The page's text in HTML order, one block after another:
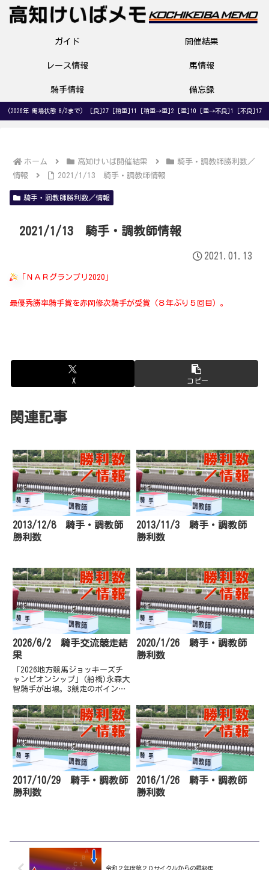
ガイド 開催結果
レース情報 馬情報
騎手情報 備忘録
(2026年 馬場状態 8/2まで) [良]27 [稍重]11 [稍重→重]2 [重]10 [重→不良]1 [不良]17
ホーム 高知けいば開催結果
騎手・調教師勝利数／
情報
2021/1/13 騎手・調教師情報
騎手・調教師勝利数／情報
2021/1/13 騎手・調教師情報
2021.01.13
「ＮＡＲグランプリ2020」
最優秀勝率騎手賞を赤岡修次騎手が受賞（８年ぶり５回目）。
X コピー
関連記事
2013/12/8 騎手・調教師
勝利数
2013/11/3 騎手・調教師
勝利数
2026/6/2 騎手交流競走結
果
「2026地方競馬ジョッキーズチ
ャンピオンシップ」(船橋)永森大
智騎手が出場。3競走のポイント
11着で18ポイントを獲得し総合
11位。優勝は37ポイントを獲得
した吉村智洋騎手(兵庫)。(14人
中)
2020/1/26 騎手・調教師
勝利数
2017/10/29 騎手・調教師
勝利数
2016/1/26 騎手・調教師
勝利数
令和２年度第２０サイクルからの昇級馬